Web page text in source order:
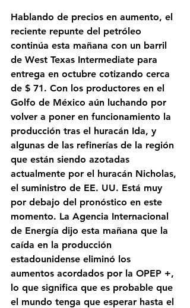
Hablando de precios en aumento, el
reciente repunte del petróleo
continúa esta mañana con un barril
de West Texas Intermediate para
entrega en octubre cotizando cerca
de $ 71. Con los productores en el
Golfo de México aún luchando por
volver a poner en funcionamiento la
producción tras el huracán Ida, y
algunas de las refinerías de la región
que están siendo azotadas
actualmente por el huracán Nicholas,
el suministro de EE. UU. Está muy
por debajo del pronóstico en este
momento. La Agencia Internacional
de Energía dijo esta mañana que la
caída en la producción
estadounidense eliminó los
aumentos acordados por la OPEP +,
lo que significa que es probable que
el mundo tenga que esperar hasta el